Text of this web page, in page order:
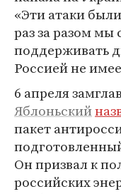
«Эти атаки
раз за разом
поддерживать
Россией не
6 апреля
Яблоньский
пакет
Он призвал к
российских